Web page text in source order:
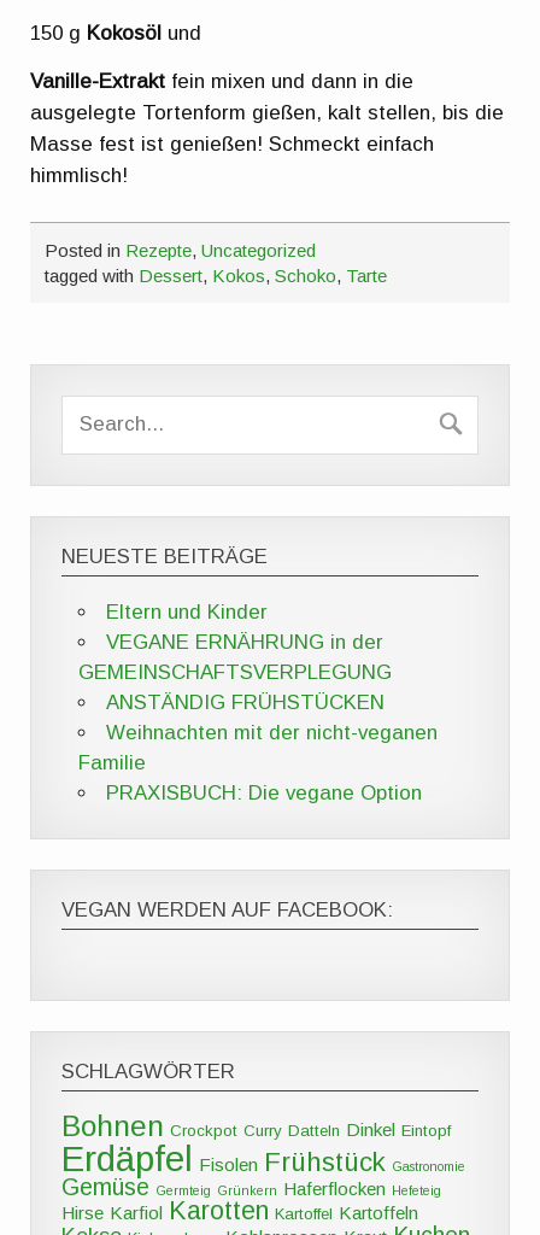
150 g Kokosöl und
Vanille-Extrakt fein mixen und dann in die
ausgelegte Tortenform gießen, kalt stellen, bis die
Masse fest ist genießen! Schmeckt einfach
himmlisch!
Posted in Rezepte,Uncategorized
tagged with Dessert, Kokos,Schoko, Tarte
NEUESTE BEITRÄGE
Eltern und Kinder
VEGANE ERNÄHRUNG in der
GEMEINSCHAFTSVERPLEGUNG
ANSTÄNDIG FRÜHSTÜCKEN
Weihnachten mit der nicht-veganen
Familie
PRAXISBUCH: Die vegane Option
VEGAN WERDEN AUF FACEBOOK:
SCHLAGWÖRTER
Bohnen Crockpot Curry Datteln Dinkel Eintopf
Erdäpfel Fisolen Frühstück Gastronomie
Gemüse Germteig Grünkern Haferflocken Hefeteig
Hirse Karfiol Karotten Kartoffel Kartoffeln